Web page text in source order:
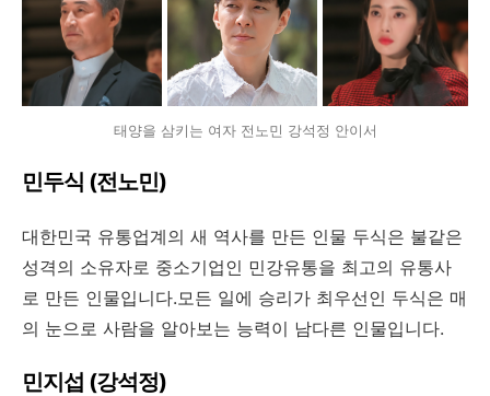
태양을 삼키는 여자 전노민 강석정 안이서
민두식 (전노민)
대한민국 유통업계의 새 역사를 만든 인물 두식은 불같은
성격의 소유자로 중소기업인 민강유통을 최고의 유통사
로 만든 인물입니다.모든 일에 승리가 최우선인 두식은 매
의 눈으로 사람을 알아보는 능력이 남다른 인물입니다.
민지섭 (강석정)